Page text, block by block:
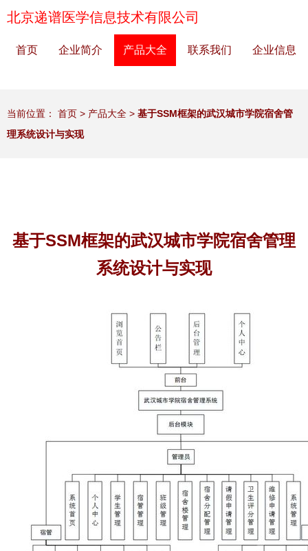
北京递谱医学信息技术有限公司
首页 企业简介 产品大全 联系我们 企业信息
当前位置： 首页 > 产品大全 > 基于SSM框架的武汉城市学院宿舍管
理系统设计与实现
基于SSM框架的武汉城市学院宿舍管理
系统设计与实现